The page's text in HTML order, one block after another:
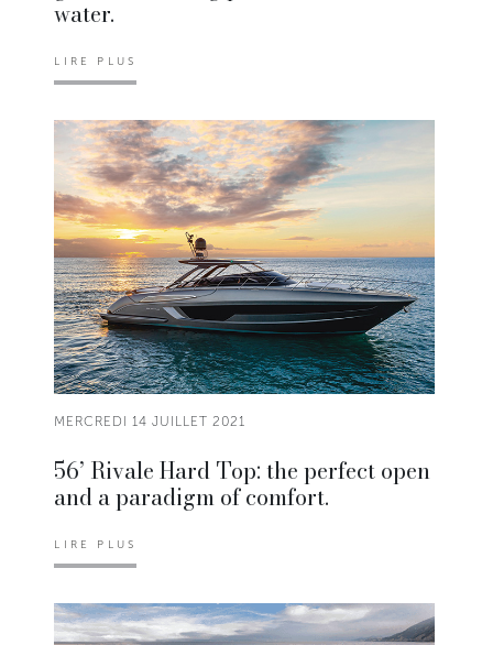
water.
LIRE PLUS
MERCREDI 14 JUILLET 2021
56’ Rivale Hard Top: the perfect open
and a paradigm of comfort.
LIRE PLUS